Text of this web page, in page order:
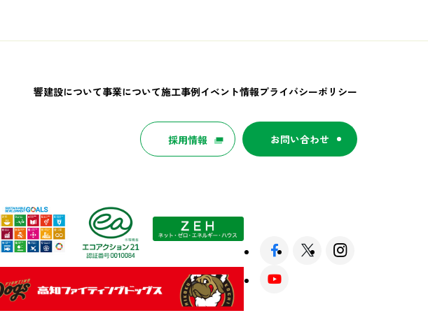
響建設について事業について施工事例イベント情報プライバシーポリシー
採用情報 お問い合わせ